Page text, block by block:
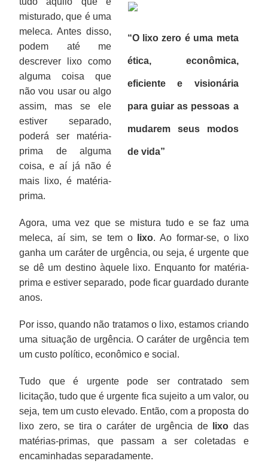
“O lixo zero é uma meta
ética, econômica,
eficiente e visionária
para guiar as pessoas a
mudarem seus modos
de vida”
misturado, que é uma
meleca. Antes disso,
podem até me
descrever lixo como
alguma coisa que
não vou usar ou algo
assim, mas se ele
estiver separado,
poderá ser matéria-
prima de alguma
coisa, e aí já não é
mais lixo, é matéria-
prima.
Agora, uma vez que se mistura tudo e se faz uma
meleca, aí sim, se tem o
lixo. Ao formar-se, o lixo
ganha um caráter de urgência, ou seja, é urgente que
se dê um destino àquele lixo. Enquanto for matéria-
prima e estiver separado, pode ficar guardado durante
anos.
Por isso, quando não tratamos o lixo, estamos criando
uma situação de urgência. O caráter de urgência tem
um custo político, econômico e social.
Tudo que é urgente pode ser contratado sem
licitação, tudo que é urgente fica sujeito a um valor, ou
seja, tem um custo elevado. Então, com a proposta do
lixo zero, se tira o caráter de urgência de
lixo das
matérias-primas, que passam a ser coletadas e
encaminhadas separadamente.